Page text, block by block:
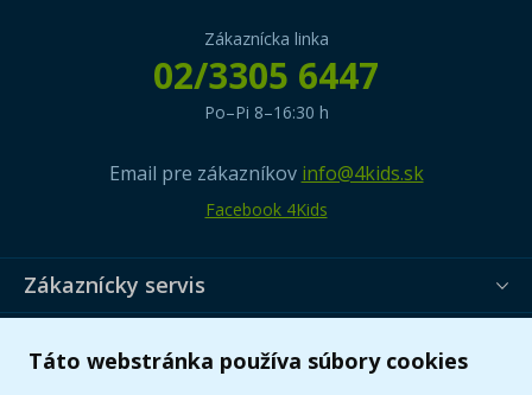
Táto webstránka používa súbory cookies
Zákaznícka linka
02/3305 6447
Po–Pi 8–16:30 h
Email pre zákazníkov info@4kids.sk
Facebook 4Kids
Zákaznícky servis